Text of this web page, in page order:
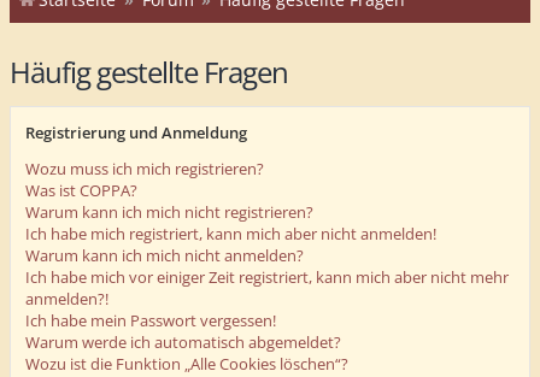
Häufig gestellte Fragen
Registrierung und Anmeldung
Wozu muss ich mich registrieren?
Was ist COPPA?
Warum kann ich mich nicht registrieren?
Ich habe mich registriert, kann mich aber nicht anmelden!
Warum kann ich mich nicht anmelden?
Ich habe mich vor einiger Zeit registriert, kann mich aber nicht mehr
anmelden?!
Ich habe mein Passwort vergessen!
Warum werde ich automatisch abgemeldet?
Wozu ist die Funktion „Alle Cookies löschen“?